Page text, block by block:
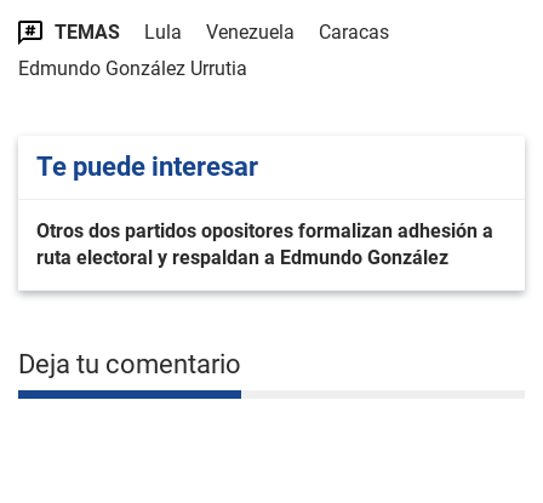
TEMAS Lula Venezuela
Caracas
Edmundo González Urrutia
Te puede interesar
Otros dos partidos opositores formalizan adhesión a
ruta electoral y respaldan a Edmundo González
Deja tu comentario